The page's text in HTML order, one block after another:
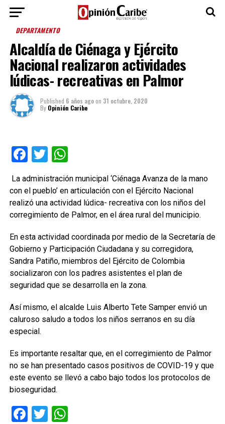
DEPARTAMENTO
Alcaldía de Ciénaga y Ejército
Nacional realizaron actividades
lúdicas- recreativas en Palmor
Published 6 años agoon 31 octubre, 2020
By Opinión Caribe
Facebook
TwitterWhatsApp
La administración municipal ‘Ciénaga Avanza de la mano
con el pueblo’ en articulación con el Ejército Nacional
realizó una actividad lúdica- recreativa con los niños del
corregimiento de Palmor, en el área rural del municipio.
En esta actividad coordinada por medio de la Secretaría de
Gobierno y Participación Ciudadana y su corregidora,
Sandra Patiño, miembros del Ejército de Colombia
socializaron con los padres asistentes el plan de
seguridad que se desarrolla en la zona.
Así mismo, el alcalde Luis Alberto Tete Samper envió un
caluroso saludo a todos los niños serranos en su día
especial.
Es importante resaltar que, en el corregimiento de Palmor
no se han presentado casos positivos de COVID-19 y que
este evento se llevó a cabo bajo todos los protocolos de
bioseguridad.
Facebook
TwitterWhatsApp